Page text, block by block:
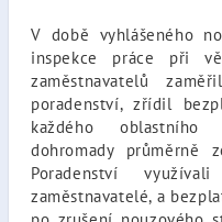
V době vyhlášeného
inspekce práce při
zaměstnavatelů
poradenství, zřídil
každého
dohromady průměrně
Poradenství
zaměstnavatelé, a